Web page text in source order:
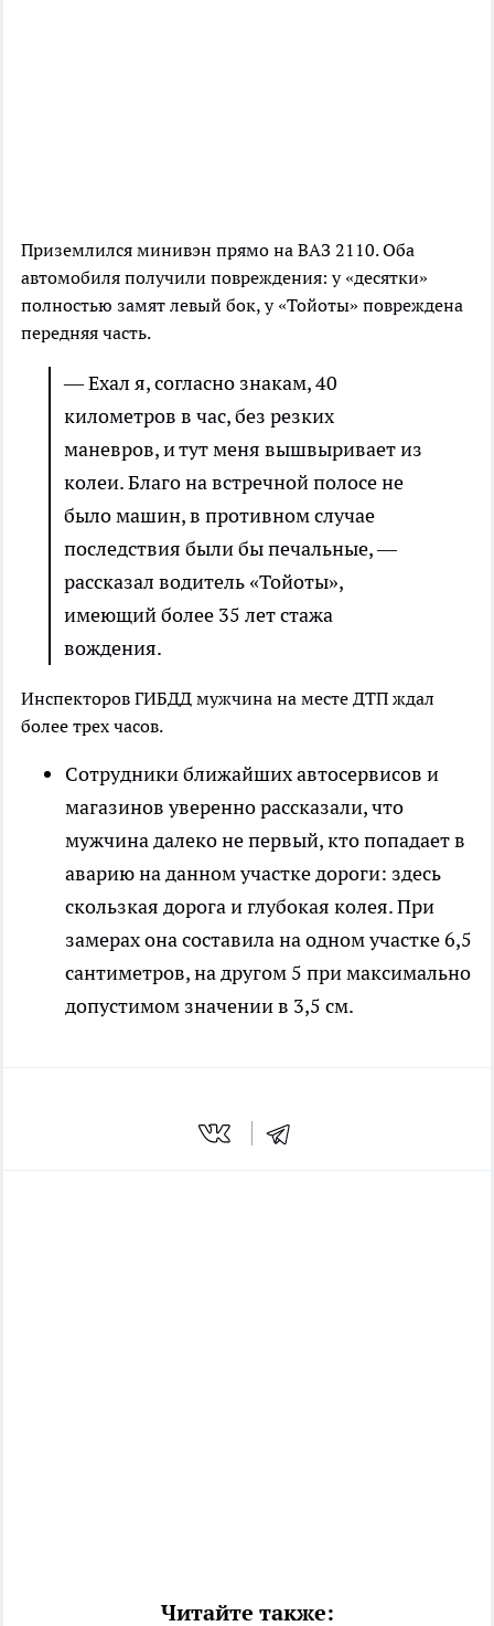
Приземлился минивэн прямо на ВАЗ 2110. Оба
автомобиля получили повреждения: у «десятки»
полностью замят левый бок, у «Тойоты» повреждена
передняя часть.
— Ехал я, согласно знакам, 40
километров в час, без резких
маневров, и тут меня вышвыривает из
колеи. Благо на встречной полосе не
было машин, в противном случае
последствия были бы печальные, —
рассказал водитель «Тойоты»,
имеющий более 35 лет стажа
вождения.
Инспекторов ГИБДД мужчина на месте ДТП ждал
более трех часов.
Сотрудники ближайших автосервисов и
магазинов уверенно рассказали, что
мужчина далеко не первый, кто попадает в
аварию на данном участке дороги: здесь
скользкая дорога и глубокая колея. При
замерах она составила на одном участке 6,5
сантиметров, на другом 5 при максимально
допустимом значении в 3,5 см.
Читайте также: